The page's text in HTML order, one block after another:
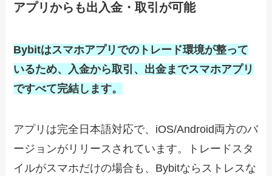
アプリからも出入金・取引が可能
Bybitはスマホアプリでのトレード環境が整って
いるため、入金から取引、出金までスマホアプリ
ですべて完結します。
アプリは完全日本語対応で、iOS/Android両方のバ
ージョンがリリースされています。トレードスタ
イルがスマホだけの場合も、Bybitならストレスな